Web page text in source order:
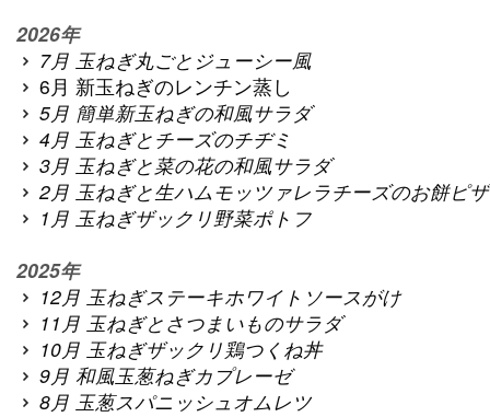
2026年
7月 玉ねぎ丸ごとジューシー風
6月 新玉ねぎのレンチン蒸し
5月 簡単新玉ねぎの和風サラダ
4月 玉ねぎとチーズのチヂミ
3月 玉ねぎと菜の花の和風サラダ
2月 玉ねぎと生ハムモッツァレラチーズのお餅ピザ
1月 玉ねぎザックリ野菜ポトフ
2025年
12月 玉ねぎステーキホワイトソースがけ
11月 玉ねぎとさつまいものサラダ
10月 玉ねぎザックリ鶏つくね丼
9月 和風玉葱ねぎカプレーゼ
8月 玉葱スパニッシュオムレツ